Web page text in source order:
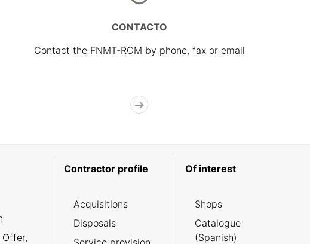
CONTACTO
Contact the FNMT-RCM by phone, fax or email
Contractor profile
Acquisitions
Disposals
Of interest
Shops
Catalogue
(Spanish)